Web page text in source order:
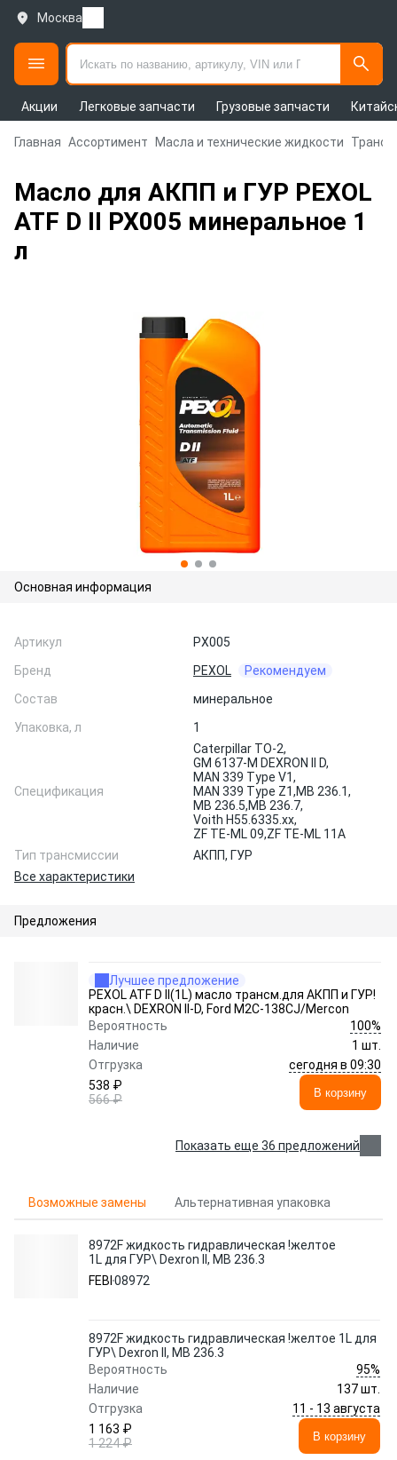
Москва
Акции Легковые запчасти Грузовые запчасти
Главная Ассортимент Масла и технические жидкости
Масло для АКПП и ГУР PEXOL
ATF D II PX005 минеральное 1
л
Основная информация
Артикул
PX005
Бренд
PEXOL
Рекомендуем
Состав
минеральное
Упаковка, л
1
Спецификация
Caterpillar TO-2,
GM 6137-M DEXRON II D,
MAN 339 Type V1,
MAN 339 Type Z1,MB 236.1,
MB 236.5,MB 236.7,
Voith H55.6335.xx,
ZF TE-ML 09,ZF TE-ML 11A
Тип трансмиссии
АКПП, ГУР
Все характеристики
Предложения
Лучшее предложение
PEXOL ATF D II(1L) масло трансм.для АКПП и ГУР!
красн.\ DEXRON II-D, Ford M2C-138CJ/Mercon
Вероятность
100%
Наличие
1 шт.
Отгрузка
сегодня в 09:30
538 ₽
566 ₽
В корзину
Показать еще 36 предложений
Возможные замены Альтернативная упаковка
8972F жидкость гидравлическая !желтое
1L для ГУР\ Dexron II, MB 236.3
FEBI 08972
8972F жидкость гидравлическая !желтое 1L для
ГУР\ Dexron II, MB 236.3
Вероятность
95%
Наличие
137 шт.
Отгрузка
11 - 13 августа
1 163 ₽
1 224 ₽
В корзину